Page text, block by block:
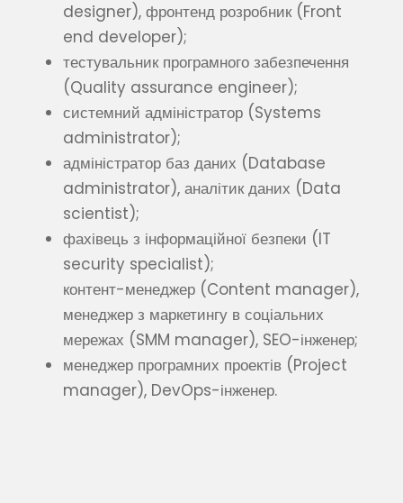
designer), фронтенд розробник (Front
end developer);
тестувальник програмного забезпечення
(Quality assurance engineer);
системний адміністратор (Systems
administrator);
адміністратор баз даних (Database
administrator), аналітик даних (Data
scientist);
фахівець з інформаційної безпеки (IT
security specialist);
контент-менеджер (Content manager),
менеджер з маркетингу в соціальних
мережах (SMM manager), SEO-інженер;
менеджер програмних проектів (Project
manager), DevOps-інженер.